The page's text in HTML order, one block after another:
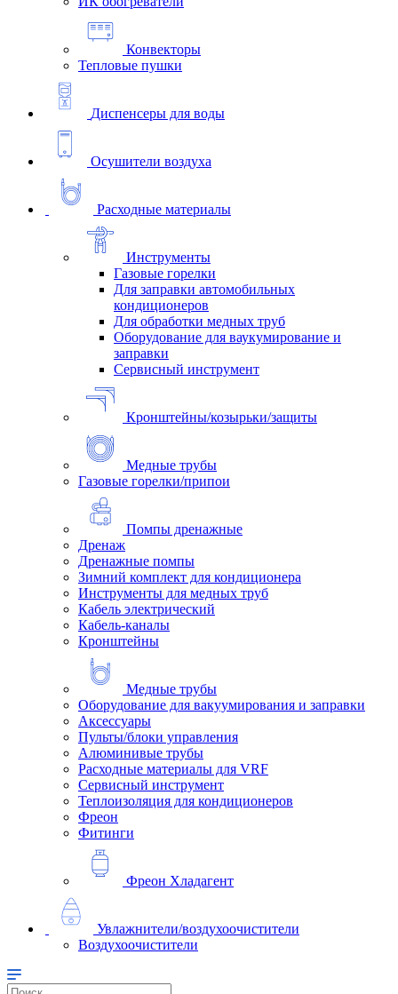
Конвекторы
Тепловые пушки
Диспенсеры для воды
Осушители воздуха
Расходные материалы
Инструменты
Газовые горелки
Для заправки автомобильных
кондиционеров
Для обработки медных труб
Оборудование для ваукумирование и
заправки
Сервисный инструмент
Кронштейны/козырьки/защиты
Медные трубы
Газовые горелки/припои
Помпы дренажные
Дренаж
Дренажные помпы
Зимний комплект для кондиционера
Инструменты для медных труб
Кабель электрический
Кабель-каналы
Кронштейны
Медные трубы
Оборудование для вакуумирования и заправки
Аксессуары
Пульты/блоки управления
Алюминивые трубы
Расходные материалы для VRF
Сервисный инструмент
Теплоизоляция для кондиционеров
Фреон
Фитинги
Фреон Хладагент
Увлажнители/воздухоочистители
Воздухоочистители